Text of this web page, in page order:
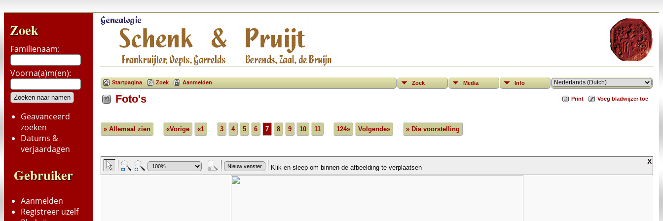
Zoek
Familienaam:
Voorna(a)m(en):
Geavanceerd
zoeken
Datums &
verjaardagen
Gebruiker
Aanmelden
Registreer uzelf
Startpagina Zoek Aanmelden Zoek Media Info
Print Voeg bladwijzer toe
Foto's
» Allemaal zien «Vorige «1 ... 3 4 5 6 7 8 9 10 11 ... 124» Volgende» » Dia voorstelling